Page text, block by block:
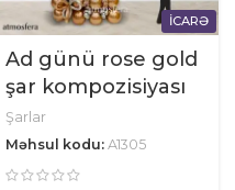
İCARƏ
Ad günü rose gold
şar kompozisiyası
Şarlar
Məhsul kodu: A1305